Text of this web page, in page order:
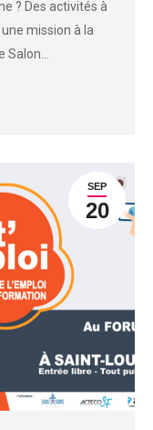
? Des activités à
mission à la
Salon…
SEP
20